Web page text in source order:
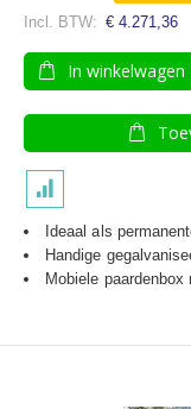
€ 4.271,36
In winkelwagen
Ideaal als
Handige
Mobiele paardenbox